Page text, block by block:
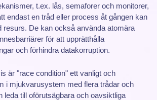
t.ex. lås, semaforer och monitorer,
endast en tråd eller process åt gången kan
resurs. De kan också använda atomära
för att upprätthålla
och förhindra datakorruption.
är "race condition" ett vanligt och
i mjukvarusystem med flera trådar och
leda till oförutsägbara och oavsiktliga